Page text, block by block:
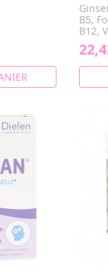
B5,
B12,